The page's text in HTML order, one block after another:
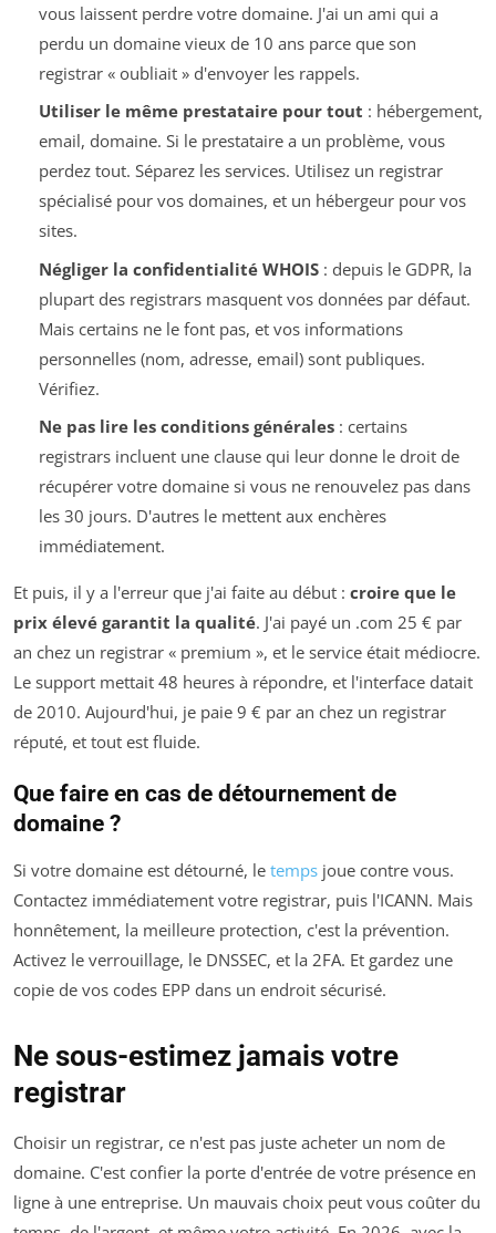
vous laissent perdre votre domaine. J'ai un ami qui a
perdu un domaine vieux de 10 ans parce que son
registrar « oubliait » d'envoyer les rappels.
Utiliser le même prestataire pour tout : hébergement,
email, domaine. Si le prestataire a un problème, vous
perdez tout. Séparez les services. Utilisez un registrar
spécialisé pour vos domaines, et un hébergeur pour vos
sites.
Négliger la confidentialité WHOIS: depuis le GDPR, la
plupart des registrars masquent vos données par défaut.
Mais certains ne le font pas, et vos informations
personnelles (nom, adresse, email) sont publiques.
Vérifiez.
Ne pas lire les conditions générales: certains
registrars incluent une clause qui leur donne le droit de
récupérer votre domaine si vous ne renouvelez pas dans
les 30 jours. D'autres le mettent aux enchères
immédiatement.
Et puis, il y a l'erreur que j'ai faite au début : croire que le
prix élevé garantit la qualité. J'ai payé un .com 25 € par
an chez un registrar « premium », et le service était médiocre.
Le support mettait 48 heures à répondre, et l'interface datait
de 2010. Aujourd'hui, je paie 9 € par an chez un registrar
réputé, et tout est fluide.
Que faire en cas de détournement de
domaine ?
Si votre domaine est détourné, le temps joue contre vous.
Contactez immédiatement votre registrar, puis l'ICANN. Mais
honnêtement, la meilleure protection, c'est la prévention.
Activez le verrouillage, le DNSSEC, et la 2FA. Et gardez une
copie de vos codes EPP dans un endroit sécurisé.
Ne sous-estimez jamais votre
registrar
Choisir un registrar, ce n'est pas juste acheter un nom de
domaine. C'est confier la porte d'entrée de votre présence en
ligne à une entreprise. Un mauvais choix peut vous coûter du